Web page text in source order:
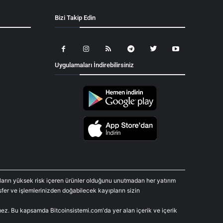
Bizi Takip Edin
Uygulamaları İndirebilirsiniz
yüksek risk içeren ürünler olduğunu unutmadan her yatırım
ve işlemlerinizden doğabilecek kayıpların sizin
Bu kapsamda Bitcoinsistemi.com'da yer alan içerik ve içerik